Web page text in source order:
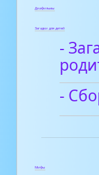
Диафильмы
Загадки для детей
-
-
Мифы